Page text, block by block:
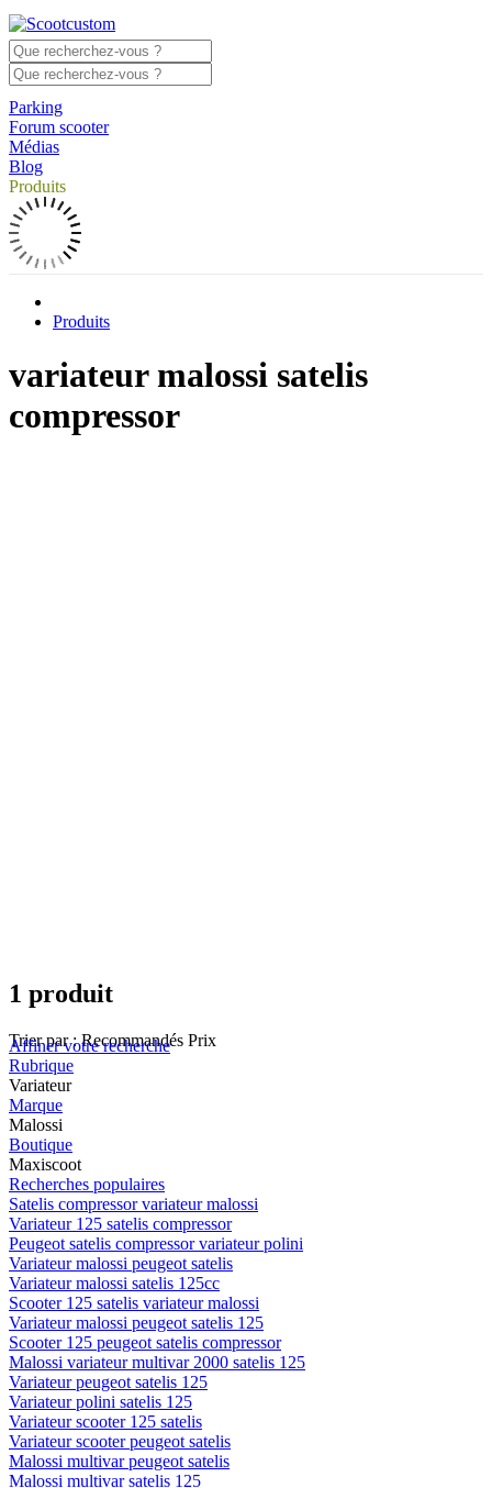
Parking
Forum scooter
Médias
Blog
Produits
Produits
variateur malossi satelis
compressor
1 produit
Trier par : Recommandés Prix
Affiner votre recherche
Rubrique
Variateur
Marque
Malossi
Boutique
Maxiscoot
Recherches populaires
Satelis compressor variateur malossi
Variateur 125 satelis compressor
Peugeot satelis compressor variateur polini
Variateur malossi peugeot satelis
Variateur malossi satelis 125cc
Scooter 125 satelis variateur malossi
Variateur malossi peugeot satelis 125
Scooter 125 peugeot satelis compressor
Malossi variateur multivar 2000 satelis 125
Variateur peugeot satelis 125
Variateur polini satelis 125
Variateur scooter 125 satelis
Variateur scooter peugeot satelis
Malossi multivar peugeot satelis
Malossi multivar satelis 125